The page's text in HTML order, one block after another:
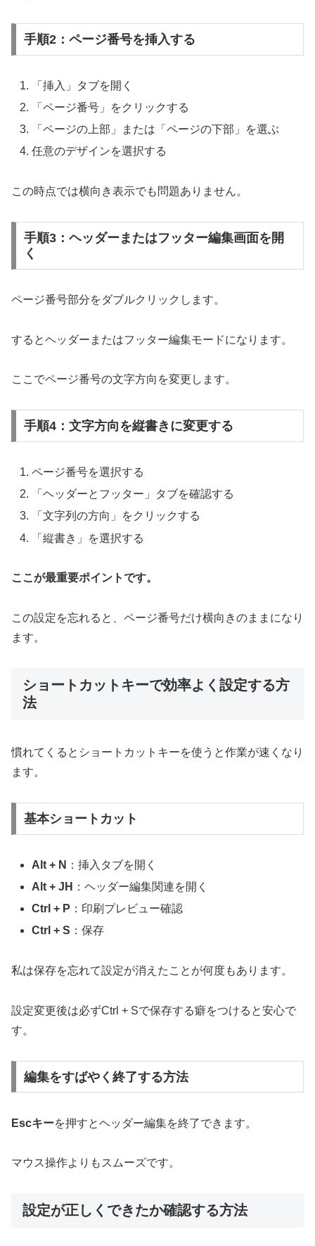
手順2：ページ番号を挿入する
「挿入」タブを開く
「ページ番号」をクリックする
「ページの上部」または「ページの下部」を選ぶ
任意のデザインを選択する
この時点では横向き表示でも問題ありません。
手順3：ヘッダーまたはフッター編集画面を開
く
ページ番号部分をダブルクリックします。
するとヘッダーまたはフッター編集モードになります。
ここでページ番号の文字方向を変更します。
手順4：文字方向を縦書きに変更する
ページ番号を選択する
「ヘッダーとフッター」タブを確認する
「文字列の方向」をクリックする
「縦書き」を選択する
ここが最重要ポイントです。
この設定を忘れると、ページ番号だけ横向きのままになり
ます。
ショートカットキーで効率よく設定する方
法
慣れてくるとショートカットキーを使うと作業が速くなり
ます。
基本ショートカット
Alt + N ：挿入タブを開く
Alt + JH ：ヘッダー編集関連を開く
Ctrl + P ：印刷プレビュー確認
Ctrl + S ：保存
私は保存を忘れて設定が消えたことが何度もあります。
設定変更後は必ずCtrl + Sで保存する癖をつけると安心で
す。
編集をすばやく終了する方法
Escキーを押すとヘッダー編集を終了できます。
マウス操作よりもスムーズです。
設定が正しくできたか確認する方法